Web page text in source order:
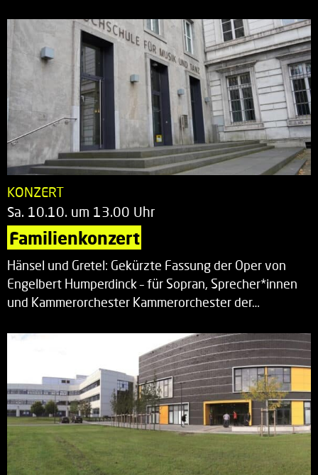
KONZERT
Sa. 10.10. um 13.00 Uhr
Familienkonzert
Hänsel und Gretel: Gekürzte Fassung der Oper von
Engelbert Humperdinck – für Sopran, Sprecher*innen
und Kammerorchester Kammerorchester der…